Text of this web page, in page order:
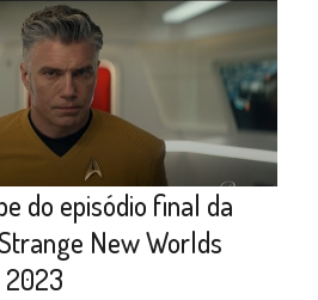
do episódio final da
New Worlds
2023